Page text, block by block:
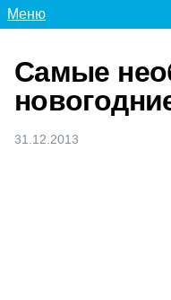
Меню
Самые
31.12.2013